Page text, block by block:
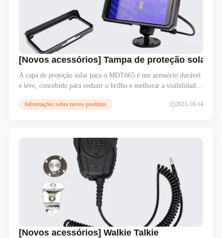
[Novos acessórios] Tampa de proteção solar
A capa de proteção solar para o MDT665 é um acessório durável
e leve, concebido para reduzir o brilho e melhorar a visibilidade
proporciona uma melhor legibilidade e protege o seu tablet
Informações sobre novos produtos 2025-10-14
[Novos acessórios] Walkie Talkie